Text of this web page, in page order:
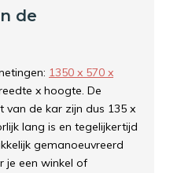
de
1350 x 570 x
x hoogte. De
de kar zijn dus 135 x
lang is en tegelijkertijd
gemanoeuvreerd
je een winkel of